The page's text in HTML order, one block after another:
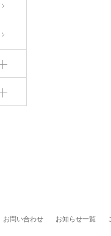
お問い合わせ お知らせ一覧